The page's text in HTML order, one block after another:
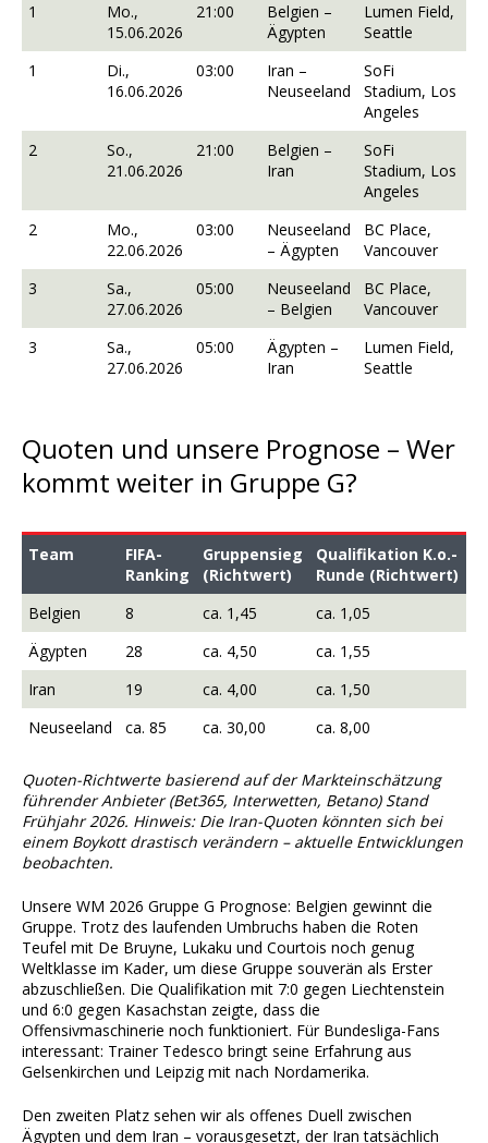
1
Mo.,
15.06.2026
21:00
Belgien –
Ägypten
Lumen Field,
Seattle
1
Di.,
16.06.2026
03:00
Iran –
Neuseeland
SoFi
Stadium, Los
Angeles
2
So.,
21.06.2026
21:00
Belgien –
Iran
SoFi
Stadium, Los
Angeles
2
Mo.,
22.06.2026
03:00
Neuseeland
– Ägypten
BC Place,
Vancouver
3
Sa.,
27.06.2026
05:00
Neuseeland
– Belgien
BC Place,
Vancouver
3
Sa.,
27.06.2026
05:00
Ägypten –
Iran
Lumen Field,
Seattle
Quoten und unsere Prognose – Wer
kommt weiter in Gruppe G?
Team
FIFA-
Ranking
Gruppensieg
(Richtwert)
Qualifikation K.o.-
Runde (Richtwert)
Belgien
8 ca. 1,45
ca. 1,05
Ägypten
28 ca. 4,50
ca. 1,55
Iran
19 ca. 4,00
ca. 1,50
Neuseeland
ca. 85 ca. 30,00 ca. 8,00
Quoten-Richtwerte basierend auf der Markteinschätzung
führender Anbieter (Bet365, Interwetten, Betano) Stand
Frühjahr 2026. Hinweis: Die Iran-Quoten könnten sich bei
einem Boykott drastisch verändern – aktuelle Entwicklungen
beobachten.
Unsere WM 2026 Gruppe G Prognose: Belgien gewinnt die
Gruppe. Trotz des laufenden Umbruchs haben die Roten
Teufel mit De Bruyne, Lukaku und Courtois noch genug
Weltklasse im Kader, um diese Gruppe souverän als Erster
abzuschließen. Die Qualifikation mit 7:0 gegen Liechtenstein
und 6:0 gegen Kasachstan zeigte, dass die
Offensivmaschinerie noch funktioniert. Für Bundesliga-Fans
interessant: Trainer Tedesco bringt seine Erfahrung aus
Gelsenkirchen und Leipzig mit nach Nordamerika.
Den zweiten Platz sehen wir als offenes Duell zwischen
Ägypten und dem Iran – vorausgesetzt, der Iran tatsächlich